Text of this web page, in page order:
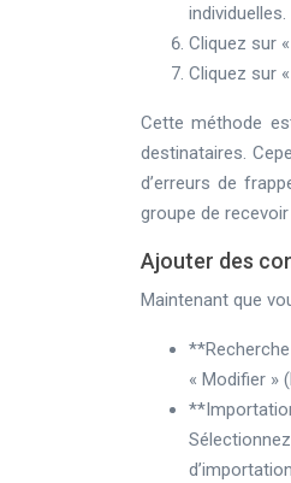
individuelles.
Cliquez sur
Cliquez sur
Cette méthode
destinataires.
d’erreurs de
groupe de
Ajouter des
Maintenant que
« Modifier »